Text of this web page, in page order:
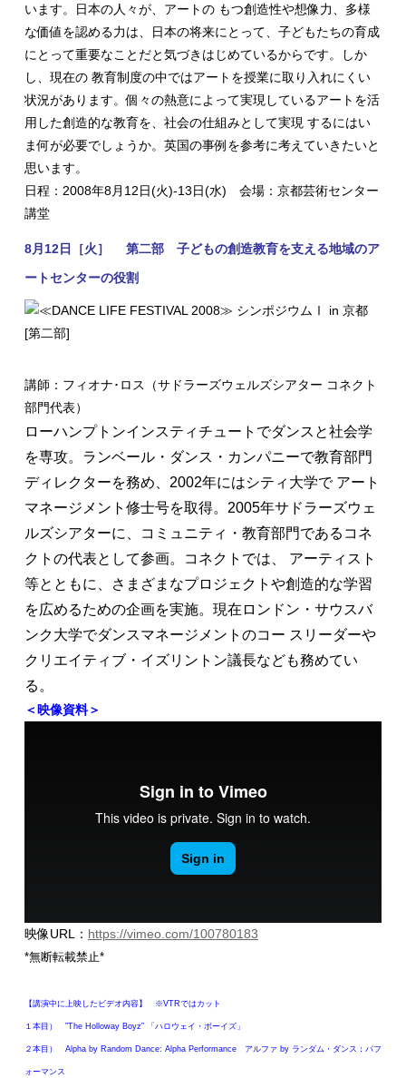
います。日本の人々が、アートの もつ創造性や想像力、多様
な価値を認める力は、日本の将来にとって、子どもたちの育成
にとって重要なことだと気づきはじめているからです。しか
し、現在の 教育制度の中ではアートを授業に取り入れにくい
状況があります。個々の熱意によって実現しているアートを活
用した創造的な教育を、社会の仕組みとして実現 するにはい
ま何が必要でしょうか。英国の事例を参考に考えていきたいと
思います。
日程：2008年8月12日(火)-13日(水) 会場：京都芸術センター
講堂
8月12日［火］
第二部 子どもの創造教育を支える地域のア
ートセンターの役割
講師：フィオナ･ロス（サドラーズウェルズシアター コネクト
部門代表）
ローハンプトンインスティチュートでダンスと社会学
を専攻。ランベール・ダンス・カンパニーで教育部門
ディレクターを務め、2002年にはシティ大学で アート
マネージメント修士号を取得。2005年サドラーズウェ
ルズシアターに、コミュニティ・教育部門であるコネ
クトの代表として参画。コネクトでは、 アーティスト
等とともに、さまざまなプロジェクトや創造的な学習
を広めるための企画を実施。現在ロンドン・サウスバ
ンク大学でダンスマネージメントのコー スリーダーや
クリエイティブ・イズリントン議長なども務めてい
る。
＜映像資料＞
映像URL： https://vimeo.com/100780183
*無断転載禁止*
【講演中に上映したビデオ内容】 ※VTRではカット
１本目） ”The Holloway Boyz” 「ハロウェイ・ボーイズ」
２本目） Alpha by Random Dance: Alpha Performance アルファ by ランダム・ダンス：パフ
ォーマンス